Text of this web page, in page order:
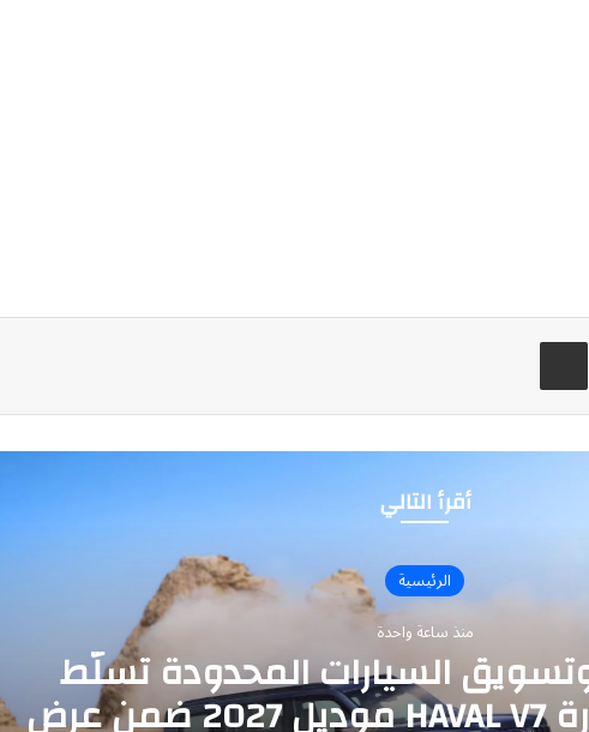
مشاركة عبر البريد
أقرأ التالي
الرئيسية
منذ ساعة واحدة
السيارات المحدودة تسلّط
الضوء على سيارة HAVAL V7 موديل 2027 ضمن عرض